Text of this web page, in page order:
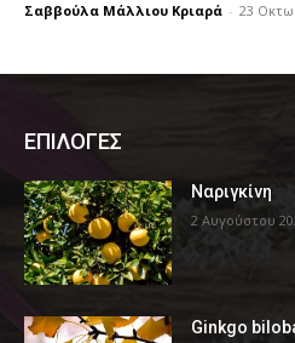
Σαββούλα Μάλλιου Κριαρά - 23
ΕΠΙΛΟΓΕΣ
Ναριγκίνη
2 Αυγούστου
Ginkgo